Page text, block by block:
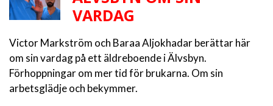
VARDAG
Victor Markström och Baraa Aljokhadar berättar här
om sin vardag på ett äldreboende i Älvsbyn.
Förhoppningar om mer tid för brukarna. Om sin
arbetsglädje och bekymmer.